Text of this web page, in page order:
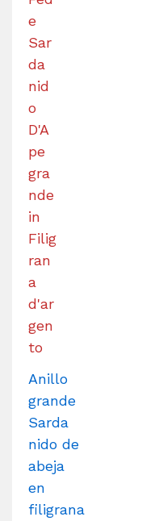
Anillo
grande
Sarda
nido de
abeja
en
filigrana